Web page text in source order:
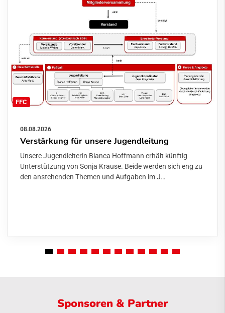
FFC
08.08.2026
Verstärkung für unsere Jugendleitung
Unsere Jugendleiterin Bianca Hoffmann erhält künftig
Unterstützung von Sonja Krause. Beide werden sich eng zu
den anstehenden Themen und Aufgaben im J…
Sponsoren & Partner